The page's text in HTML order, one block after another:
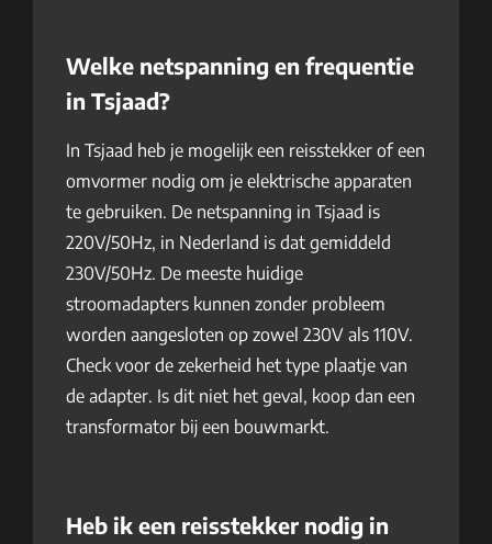
Welke netspanning en frequentie
in Tsjaad?
In Tsjaad heb je mogelijk een reisstekker of een
omvormer nodig om je elektrische apparaten
te gebruiken. De netspanning in Tsjaad is
220V/50Hz, in Nederland is dat gemiddeld
230V/50Hz. De meeste huidige
stroomadapters kunnen zonder probleem
worden aangesloten op zowel 230V als 110V.
Check voor de zekerheid het type plaatje van
de adapter. Is dit niet het geval, koop dan een
transformator bij een bouwmarkt.
Heb ik een reisstekker nodig in